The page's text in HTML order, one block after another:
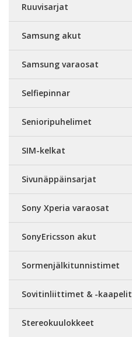
Ruuvisarjat
Samsung akut
Samsung varaosat
Selfiepinnar
Senioripuhelimet
SIM-kelkat
Sivunäppäinsarjat
Sony Xperia varaosat
SonyEricsson akut
Sormenjälkitunnistimet
Sovitinliittimet & -kaapelit
Stereokuulokkeet